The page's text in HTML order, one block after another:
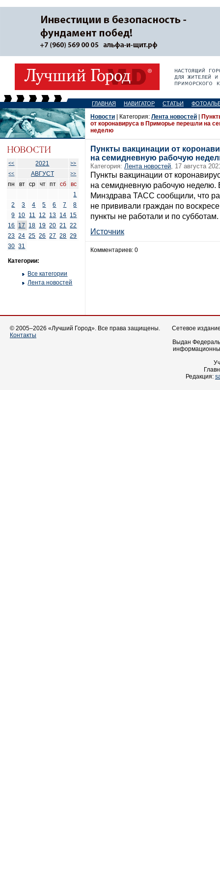
ГЛАВНАЯ НАВИГАТОР СТАТЬИ
<< 2021
>>
<<
АВГУСТ >>
пн вт ср чт пт сб
вс
1
2
3 4 5 6 7
8
9 10 11 12 13 14 15
16
17 18 19 20 21
22
23 24 25 26 27 28 29
30 31
Категории:
Все категории
Лента новостей
Новости | Категория: Лента новостей
от коронавируса в Приморье перешли на
неделю
Пункты вакцинации от
на семидневную рабочую
Категория: Лента новостей, 17 августа
Пункты вакцинации от
на семидневную рабочую неделю.
Минздрава ТАСС сообщили, что
не прививали граждан по
пункты не работали и по субботам.
Источник
Комментариев: 0
© 2005–2026 «Лучший Город». Все права защищены.
Контакты
Сетевое
Выдан
Редакция: